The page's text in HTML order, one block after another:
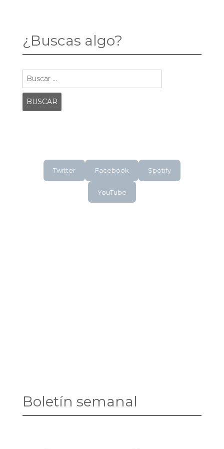
¿Buscas algo?
Twitter Facebook Spotify
YouTube
Boletín semanal